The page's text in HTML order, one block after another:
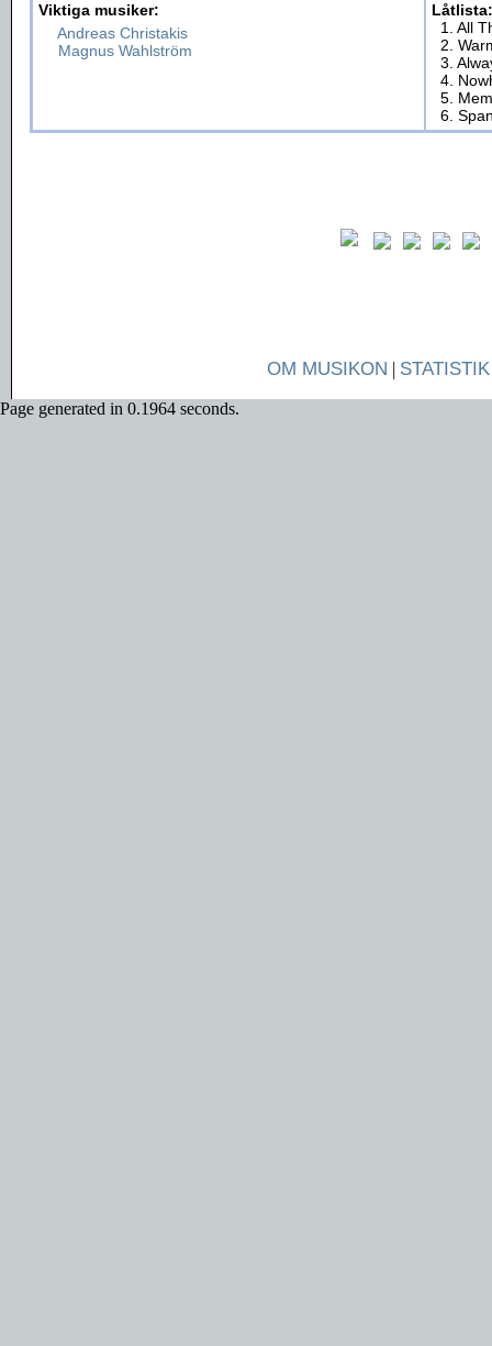
Viktiga musiker:
Andreas Christakis
Magnus Wahlström
Låtlista:
1. All
2.
3.
4.
5.
6.
OM MUSIKON | STATISTIK
Page generated in 0.1964 seconds.